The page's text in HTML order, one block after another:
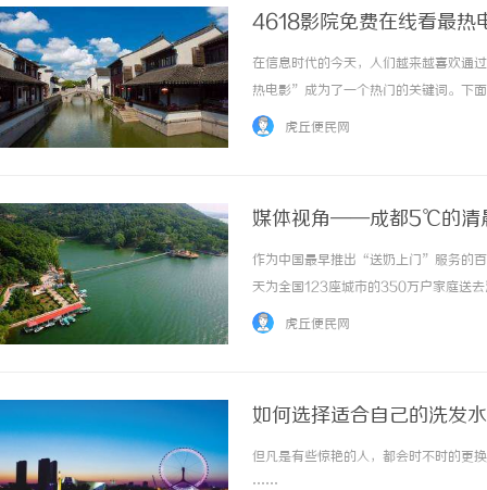
4618影院免费在线看最热
在信息时代的今天，人们越来越喜欢通
热电影”成为了一个热门的关键词。下
为观众提供免费在线观影服务。无论你
虎丘便民网
媒体视角——成都5℃的清
暖化了？
作为中国最早推出“送奶上门”服务的
天为全国123座城市的350万户家庭送
面新闻》、《消费日报》等主流媒体以
虎丘便民网
如何选择适合自己的洗发
但凡是有些惊艳的人，都会时不时的更
……